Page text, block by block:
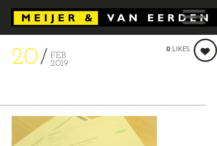
20
FEB
2019
0 LIKES